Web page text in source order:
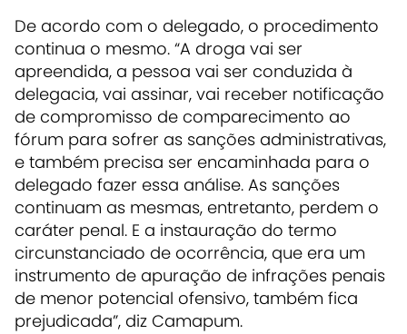
De acordo com o delegado, o procedimento
continua o mesmo. “A droga vai ser
apreendida, a pessoa vai ser conduzida à
delegacia, vai assinar, vai receber notificação
de compromisso de comparecimento ao
fórum para sofrer as sanções administrativas,
e também precisa ser encaminhada para o
delegado fazer essa análise. As sanções
continuam as mesmas, entretanto, perdem o
caráter penal. E a instauração do termo
circunstanciado de ocorrência, que era um
instrumento de apuração de infrações penais
de menor potencial ofensivo, também fica
prejudicada”, diz Camapum.